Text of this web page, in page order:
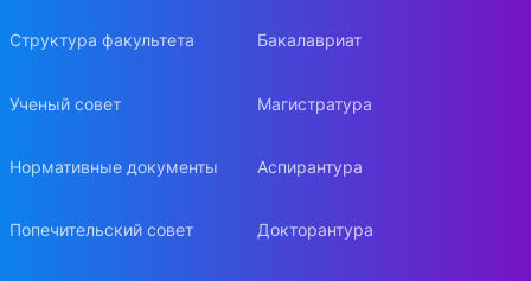
Структура факультета
Ученый совет
Нормативные документы
Попечительский совет
Бакалавриат
Магистратура
Аспирантура
Докторантура